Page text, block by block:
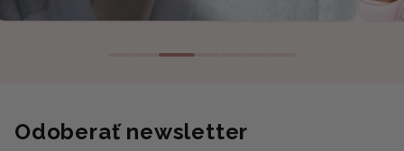
Odoberať newsletter